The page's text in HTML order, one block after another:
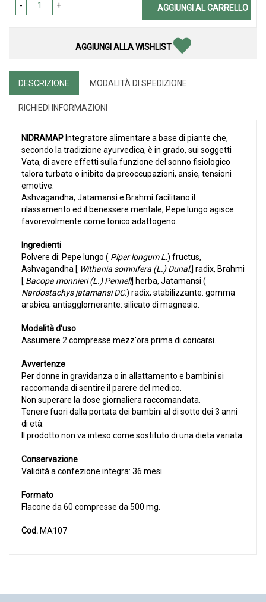
- + AGGIUNGI AL CARRELLO
AGGIUNGI ALLA WISHLIST
DESCRIZIONE MODALITÀ DI SPEDIZIONE
RICHIEDI INFORMAZIONI
NIDRAMAP Integratore alimentare a base di piante che,
secondo la tradizione ayurvedica, è in grado, sui soggetti
Vata, di avere effetti sulla funzione del sonno fisiologico
talora turbato o inibito da preoccupazioni, ansie, tensioni
emotive.
Ashvagandha, Jatamansi e Brahmi facilitano il
rilassamento ed il benessere mentale; Pepe lungo agisce
favorevolmente come tonico adattogeno.
Ingredienti
Polvere di: Pepe lungo ( Piper longum L.) fructus,
Ashvagandha [ Withania somnifera (L.) Dunal.] radix, Brahmi
[ Bacopa monnieri (L.) Pennell] herba, Jatamansi (
Nardostachys jatamansi DC.) radix; stabilizzante: gomma
arabica; antiagglomerante: silicato di magnesio.
Modalità d'uso
Assumere 2 compresse mezz'ora prima di coricarsi.
Avvertenze
Per donne in gravidanza o in allattamento e bambini si
raccomanda di sentire il parere del medico.
Non superare la dose giornaliera raccomandata.
Tenere fuori dalla portata dei bambini al di sotto dei 3 anni
di età.
Il prodotto non va inteso come sostituto di una dieta variata.
Conservazione
Validità a confezione integra: 36 mesi.
Formato
Flacone da 60 compresse da 500 mg.
Cod. MA107